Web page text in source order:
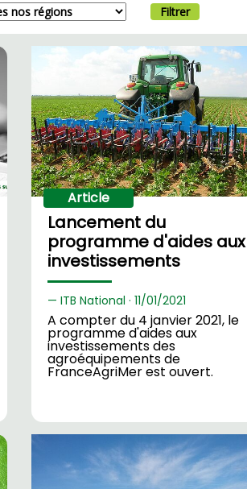
Filtrer
Article
Lancement du
programme d'aides aux
investissements
ITB National ·11/01/2021
A compter du 4 janvier 2021, le
programme d'aides aux
investissements des
agroéquipements de
FranceAgriMer est ouvert.